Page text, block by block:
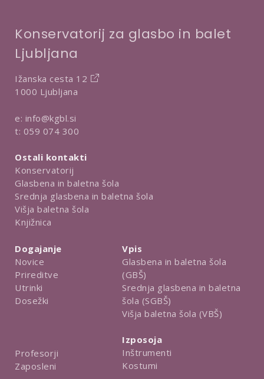
Konservatorij za glasbo in balet
Ljubljana
Ižanska cesta 12
1000 Ljubljana
e: info@kgbl.si
t: 059 074 300
Ostali kontakti
Konservatorij
Glasbena in baletna šola
Srednja glasbena in baletna šola
Višja baletna šola
Knjižnica
Dogajanje
Novice
Prireditve
Utrinki
Dosežki
Profesorji
Zaposleni
Vpis
Glasbena in baletna šola
(GBŠ)
Srednja glasbena in baletna
šola (SGBŠ)
Višja baletna šola (VBŠ)
Izposoja
Inštrumenti
Kostumi